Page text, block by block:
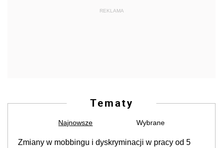
REKLAMA
Tematy
Najnowsze Wybrane
Zmiany w mobbingu i dyskryminacji w pracy od 5